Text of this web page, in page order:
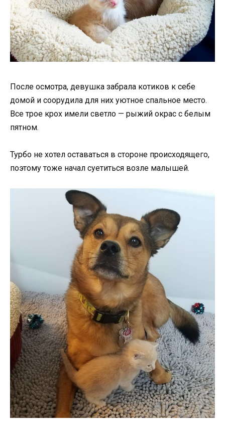
После осмотра, девушка забрала котиков к себе
домой и соорудила для них уютное спальное место.
Все трое крох имели светло — рыжий окрас с белым
пятном.
Турбо не хотел оставаться в стороне происходящего,
поэтому тоже начал суетиться возле малышей.